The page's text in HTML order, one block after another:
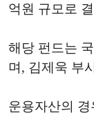
억원 규모로
해당 펀드는
며, 김제욱 부
운용자산의